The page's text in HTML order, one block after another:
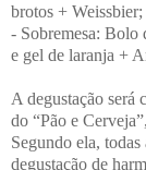
brotos + Weissbier;
- Sobremesa: Bolo
e gel de laranja +
A degustação será
do “Pão e
Segundo ela, todas
degustação de